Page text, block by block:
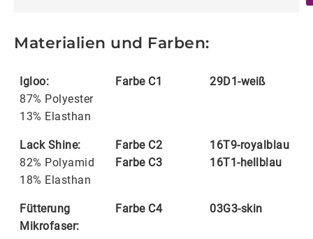
Materialien und Farben:
Igloo:
87% Polyester
13% Elasthan
Farbe C1 29D1-weiß
Lack Shine:
82% Polyamid
18% Elasthan
Farbe C2
Farbe C3
16T9-royalblau
16T1-hellblau
Fütterung
Mikrofaser:
Farbe C4 03G3-skin